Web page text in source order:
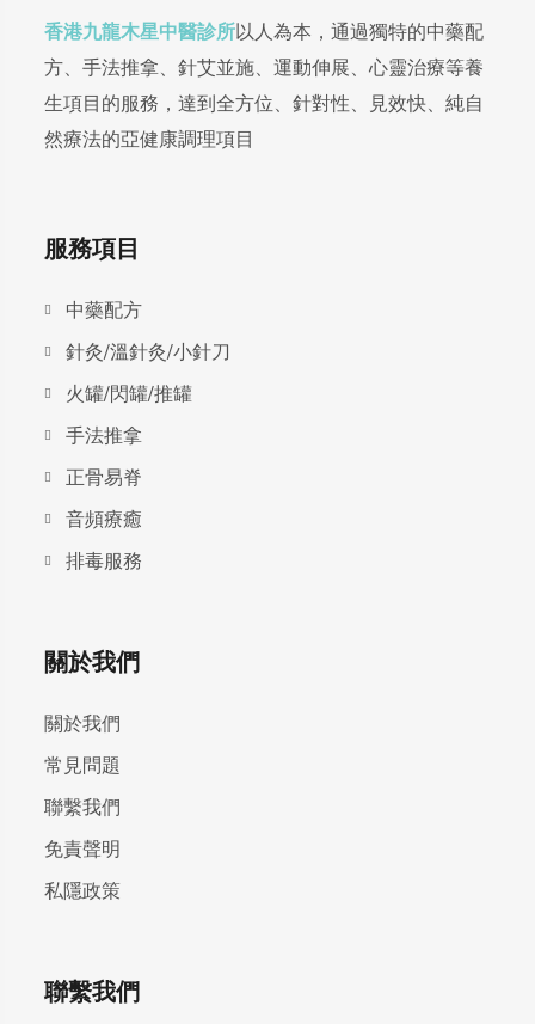
香港九龍木星中醫診所以人為本，通過獨特的中藥配
方、手法推拿、針艾並施、運動伸展、心靈治療等養
生項目的服務，達到全方位、針對性、見效快、純自
然療法的亞健康調理項目
服務項目
中藥配方
針灸/溫針灸/小針刀
火罐/閃罐/推罐
手法推拿
正骨易脊
⾳頻療癒
排毒服務
關於我們
關於我們
常見問題
聯繫我們
免責聲明
私隱政策
聯繫我們